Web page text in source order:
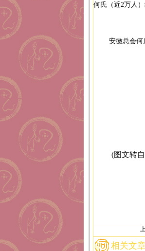
何氏（近2万人
安徽总会何
(图文转
相关文